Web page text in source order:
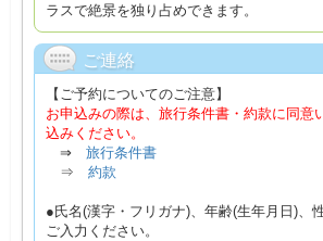
ラスで絶景を独り占めできます。
ご連絡
【ご予約についてのご注意】
お申込みの際は、旅行条件書・約款に同意
込みください。
⇒ 旅行条件書
⇒ 約款
●氏名(漢字・フリガナ)、年齢(生年月日)、
ご入力ください。